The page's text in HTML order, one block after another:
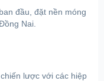
đầu, đặt nền móng
Nai.
lược với các hiệp